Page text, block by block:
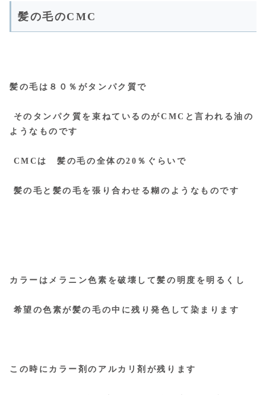
髪の毛のCMC
髪の毛は８０％がタンパク質で
そのタンパク質を束ねているのがCMCと言われる油の
ようなものです
CMCは 髪の毛の全体の20％ぐらいで
髪の毛と髪の毛を張り合わせる糊のようなものです
カラーはメラニン色素を破壊して髪の明度を明るくし
希望の色素が髪の毛の中に残り発色して染まります
この時にカラー剤のアルカリ剤が残ります